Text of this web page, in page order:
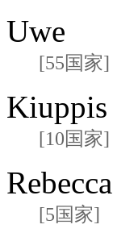
Uwe
[55国家]
Kiuppis
[10国家]
Rebecca
[5国家]